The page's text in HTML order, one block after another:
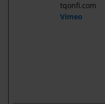
tqonfi.com
Vimeo